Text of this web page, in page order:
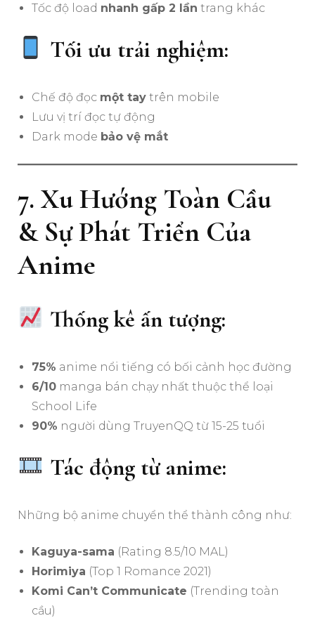
Tốc độ load nhanh gấp 2 lần trang khác
Tối ưu trải nghiệm:
Chế độ đọc một tay trên mobile
Lưu vị trí đọc tự động
Dark mode bảo vệ mắt
7. Xu Hướng Toàn Cầu
& Sự Phát Triển Của
Anime
Thống kê ấn tượng:
75% anime nổi tiếng có bối cảnh học đường
6/10 manga bán chạy nhất thuộc thể loại
School Life
90% người dùng TruyenQQ từ 15-25 tuổi
Tác động từ anime:
Những bộ anime chuyển thể thành công như:
Kaguya-sama (Rating 8.5/10 MAL)
Horimiya (Top 1 Romance 2021)
Komi Can’t Communicate (Trending toàn
cầu)